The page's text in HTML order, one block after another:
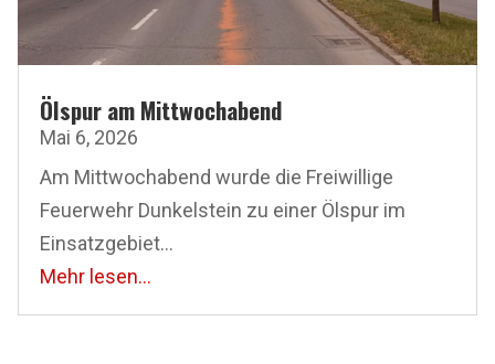
Ölspur am Mittwochabend
Mai 6, 2026
Am Mittwochabend wurde die Freiwillige
Feuerwehr Dunkelstein zu einer Ölspur im
Einsatzgebiet...
Mehr lesen...